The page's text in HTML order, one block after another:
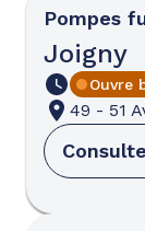
Pompes
Joigny
Ouvre
49 - 51